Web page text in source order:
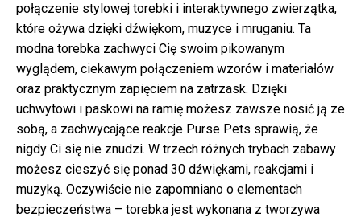
połączenie stylowej torebki i interaktywnego zwierzątka,
które ożywa dzięki dźwiękom, muzyce i mruganiu. Ta
modna torebka zachwyci Cię swoim pikowanym
wyglądem, ciekawym połączeniem wzorów i materiałów
oraz praktycznym zapięciem na zatrzask. Dzięki
uchwytowi i paskowi na ramię możesz zawsze nosić ją ze
sobą, a zachwycające reakcje Purse Pets sprawią, że
nigdy Ci się nie znudzi. W trzech różnych trybach zabawy
możesz cieszyć się ponad 30 dźwiękami, reakcjami i
muzyką. Oczywiście nie zapomniano o elementach
bezpieczeństwa – torebka jest wykonana z tworzywa